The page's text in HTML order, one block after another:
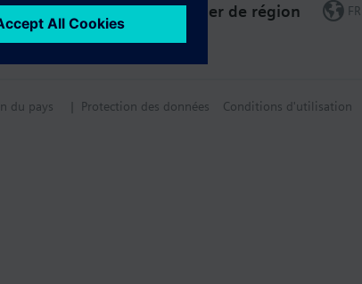
Changer de région
du pays | Protection des données Conditions d'utilisation